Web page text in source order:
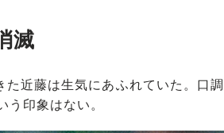
滅
近藤は生気にあふれていた。口調
う印象はない。